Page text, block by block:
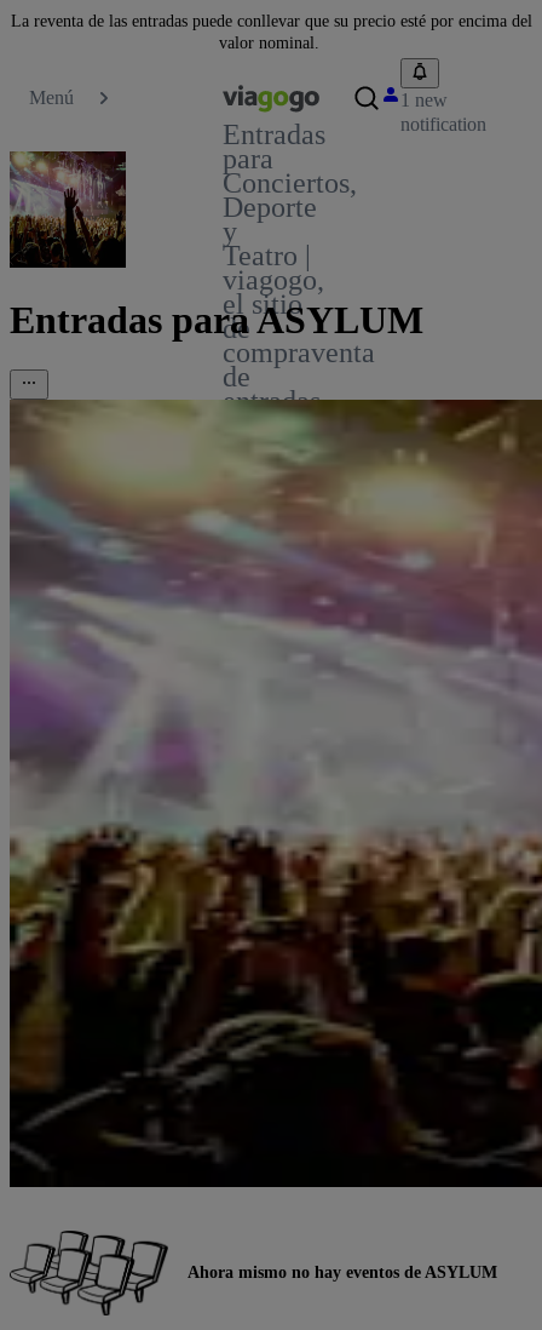
La reventa de las entradas puede conllevar que su precio esté por encima del
valor nominal.
Menú
Entradas
para
Conciertos,
Deporte
y
Teatro |
viagogo,
el sitio
de
compraventa
de
entradas
1 new
notification
Entradas para ASYLUM
Ahora mismo no hay eventos de ASYLUM